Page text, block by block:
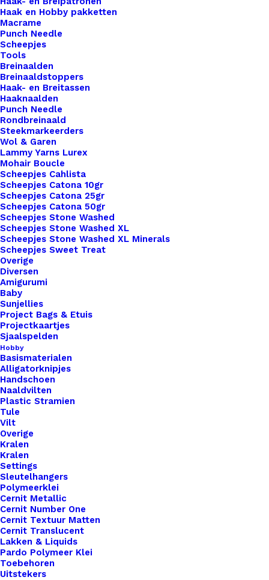
Haak en Hobby pakketten
Macrame
Punch Needle
Scheepjes
Tools
Breinaalden
Breinaaldstoppers
Haak- en Breitassen
Haaknaalden
Punch Needle
Rondbreinaald
Steekmarkeerders
Wol & Garen
Lammy Yarns Lurex
Mohair Boucle
Scheepjes Cahlista
Scheepjes Catona 10gr
Scheepjes Catona 25gr
Scheepjes Catona 50gr
Scheepjes Stone Washed
Scheepjes Stone Washed XL
Scheepjes Stone Washed XL Minerals
Scheepjes Sweet Treat
Overige
Diversen
Amigurumi
Baby
Sunjellies
Project Bags & Etuis
Projectkaartjes
Sjaalspelden
Hobby
Basismaterialen
Alligatorknipjes
Handschoen
Naaldvilten
Plastic Stramien
Tule
Vilt
Overige
Kralen
Kralen
Settings
Sleutelhangers
Polymeerklei
Cernit Metallic
Cernit Number One
Cernit Textuur Matten
Cernit Translucent
Lakken & Liquids
Pardo Polymeer Klei
Toebehoren
Uitstekers
aantal
Artikelnummer
Categorie
Binnen 1-3 werkdagen verzonden
Veilig betalen
Unieke en kwaliteitsproducten
Overzicht
Nog meer leuks!
Koelkast Magneet Retro 007
€5,95